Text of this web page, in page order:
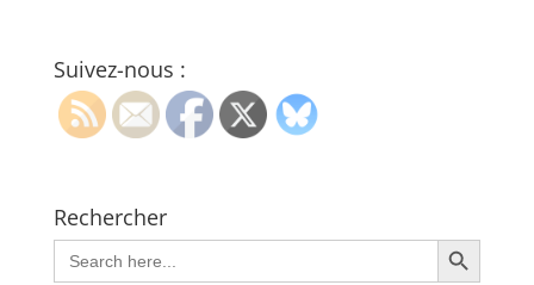
Suivez-nous :
Rechercher
Search
for:
Search Button